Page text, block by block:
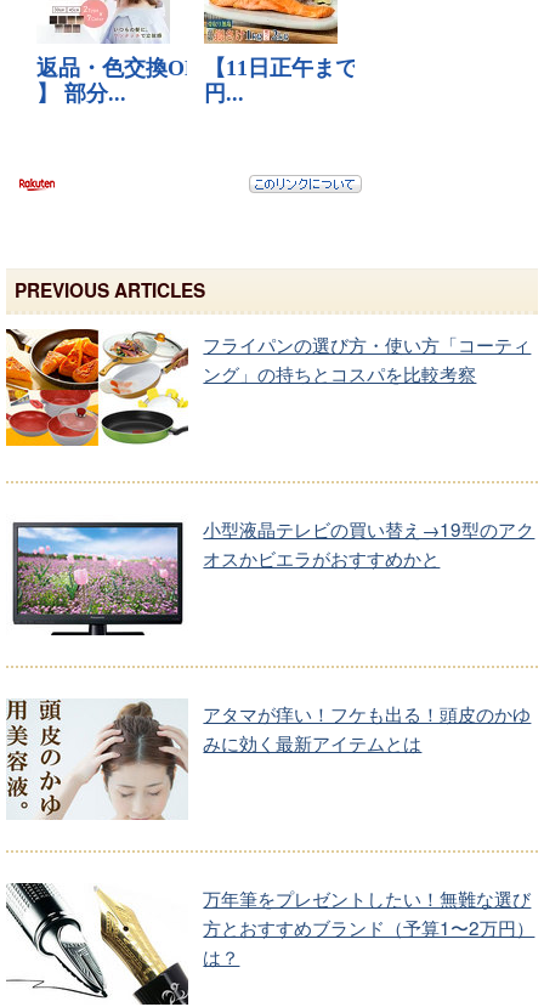
PREVIOUS ARTICLES
フライパンの選び方・使い方「コーティ
ング」の持ちとコスパを比較考察
小型液晶テレビの買い替え→19型のアク
オスかビエラがおすすめかと
アタマが痒い！フケも出る！頭皮のかゆ
みに効く最新アイテムとは
万年筆をプレゼントしたい！無難な選び
方とおすすめブランド（予算1〜2万円）
は？